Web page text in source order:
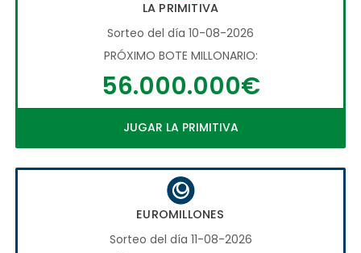
LA PRIMITIVA
Sorteo del día 10-08-2026
PRÓXIMO BOTE MILLONARIO:
56.000.000€
JUGAR LA PRIMITIVA
EUROMILLONES
Sorteo del día 11-08-2026